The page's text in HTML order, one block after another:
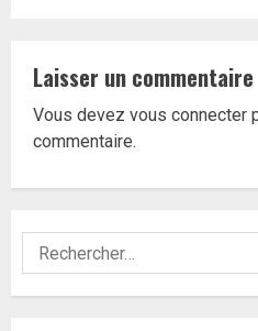
Laisser un commentaire
Vous devez vous connecter
commentaire.
Rechercher :